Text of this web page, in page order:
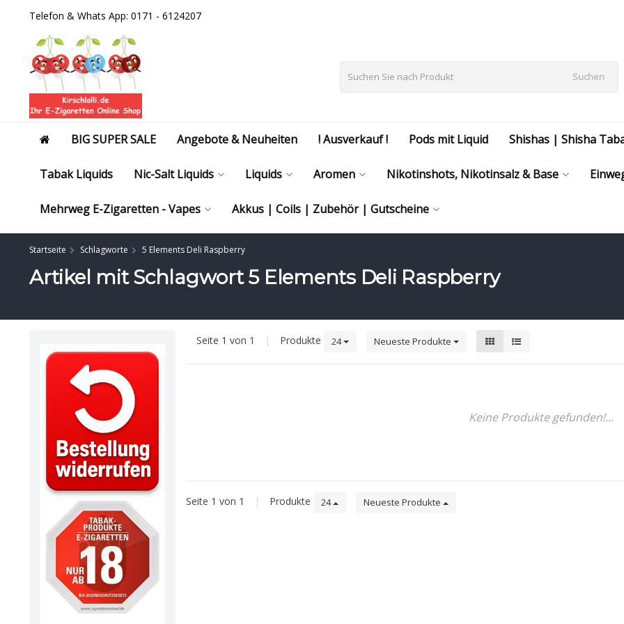
Telefon & Whats App: 0171 - 6124207
Suchen
BIG SUPER SALE Angebote & Neuheiten ! Ausverkauf ! Pods mit Liquid Shishas | Shisha
Tabak Liquids Nic-Salt Liquids Liquids Aromen Nikotinshots, Nikotinsalz & Base
Mehrweg E-Zigaretten - Vapes Akkus | Coils | Zubehör | Gutscheine
Startseite Schlagworte 5 Elements Deli Raspberry
Artikel mit Schlagwort 5 Elements Deli Raspberry
Seite 1 von 1 | Produkte 24 Neueste Produkte
Keine Produkte gefunden!...
Seite 1 von 1 | Produkte 24 Neueste Produkte